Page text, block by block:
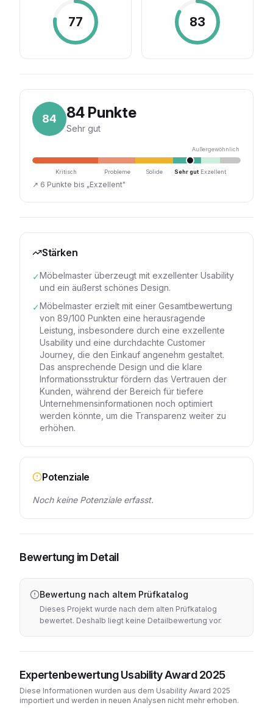
77 83
84 84 Punkte
Sehr gut
Außergewöhnlich
Kritisch Probleme Solide Sehr gut Exzellent
↗ 6 Punkte bis „Exzellent"
Stärken
✓Möbelmaster überzeugt mit exzellenter Usability
und ein äußerst schönes Design.
✓Möbelmaster erzielt mit einer Gesamtbewertung
von 89/100 Punkten eine herausragende
Leistung, insbesondere durch eine exzellente
Usability und eine durchdachte Customer
Journey, die den Einkauf angenehm gestaltet.
Das ansprechende Design und die klare
Informationsstruktur fördern das Vertrauen der
Kunden, während der Bereich für tiefere
Unternehmensinformationen noch optimiert
werden könnte, um die Transparenz weiter zu
erhöhen.
Potenziale
Noch keine Potenziale erfasst.
Bewertung im Detail
Bewertung nach altem Prüfkatalog
Dieses Projekt wurde nach dem alten Prüfkatalog
bewertet. Deshalb liegt keine Detailbewertung vor.
Expertenbewertung Usability Award 2025
Diese Informationen wurden aus dem Usability Award 2025
importiert und werden in neuen Analysen nicht mehr erhoben.